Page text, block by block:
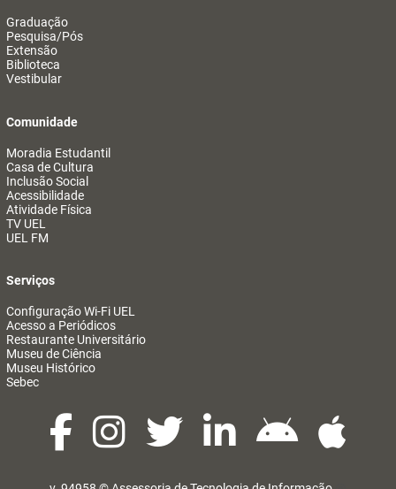
Graduação
Pesquisa/Pós
Extensão
Biblioteca
Vestibular
Comunidade
Moradia Estudantil
Casa de Cultura
Inclusão Social
Acessibilidade
Atividade Física
TV UEL
UEL FM
Serviços
Configuração Wi-Fi UEL
Acesso a Periódicos
Restaurante Universitário
Museu de Ciência
Museu Histórico
Sebec